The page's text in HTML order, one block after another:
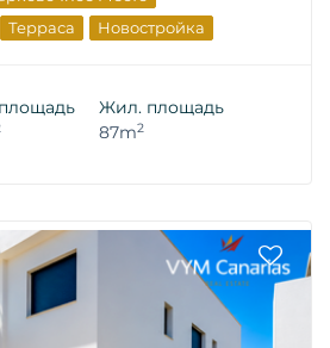
Терраса Новостройка
Жил. площадь
87m2